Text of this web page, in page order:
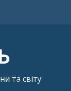
та світу